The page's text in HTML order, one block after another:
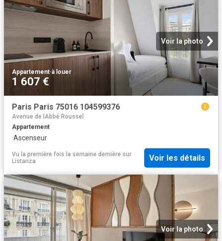
Voir la photo
Appartement·à louer
1 607 €
Paris Paris 75016 104599376
Avenue de lAbbé Roussel
Appartement
·Ascenseur
Vu la première fois la semaine dernière sur
Listanza
Voir les détails
Voir la photo